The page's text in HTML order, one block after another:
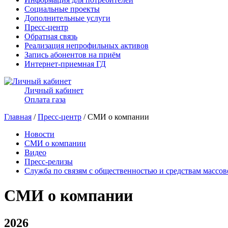
Социальные проекты
Дополнительные услуги
Пресс-центр
Обратная связь
Реализация непрофильных активов
Запись абонентов на приём
Интернет-приемная ГД
Личный кабинет
Оплата газа
Главная /Пресс-центр / СМИ о компании
Новости
СМИ о компании
Видео
Пресс-релизы
Служба по связям с общественностью и средствам
СМИ о компании
2026